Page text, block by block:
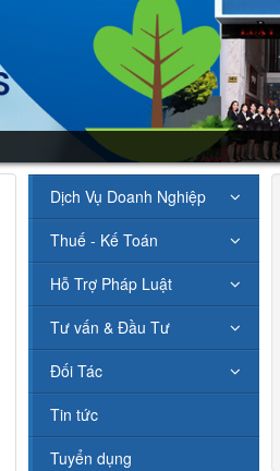
Dịch Vụ Doanh Nghiệp
Thuế - Kế Toán
Hỗ Trợ Pháp Luật
Tư vấn & Đầu Tư
Đối Tác
Tin tức
Tuyển dụng